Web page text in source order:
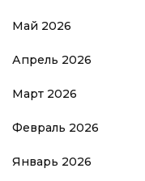
Май 2026
Апрель 2026
Март 2026
Февраль 2026
Январь 2026